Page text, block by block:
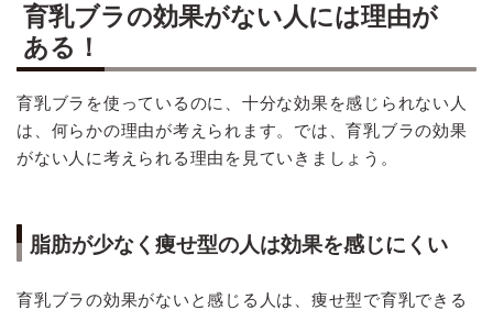
育乳ブラの効果がない人には理由が
ある！
育乳ブラを使っているのに、十分な効果を感じられない人
は、何らかの理由が考えられます。では、育乳ブラの効果
がない人に考えられる理由を見ていきましょう。
脂肪が少なく痩せ型の人は効果を感じにくい
育乳ブラの効果がないと感じる人は、痩せ型で育乳できる